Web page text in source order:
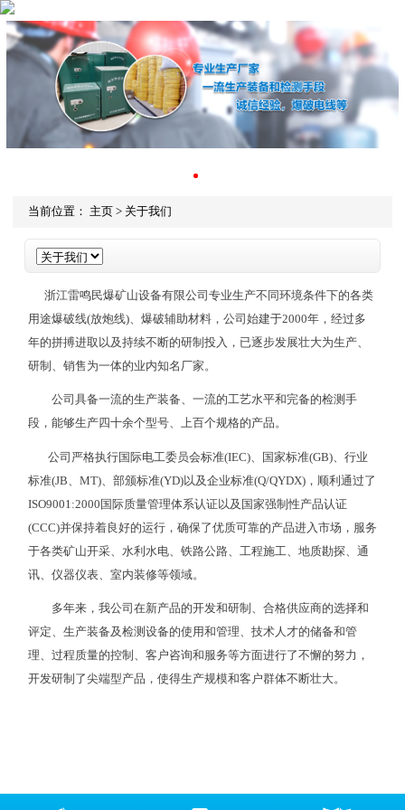
当前位置： 主页> 关于我们
浙江雷鸣民爆矿山设备有限公司专业生产不同环境条件下的各类
用途爆破线(放炮线)、爆破辅助材料，公司始建于2000年，经过多
年的拼搏进取以及持续不断的研制投入，已逐步发展壮大为生产、
研制、销售为一体的业内知名厂家。
公司具备一流的生产装备、一流的工艺水平和完备的检测手
段，能够生产四十余个型号、上百个规格的产品。
公司严格执行国际电工委员会标准(IEC)、国家标准(GB)、行业
标准(JB、MT)、部颁标准(YD)以及企业标准(Q/QYDX)，顺利通过了
ISO9001:2000国际质量管理体系认证以及国家强制性产品认证
(CCC)并保持着良好的运行，确保了优质可靠的产品进入市场，服务
于各类矿山开采、水利水电、铁路公路、工程施工、地质勘探、通
讯、仪器仪表、室内装修等领域。
多年来，我公司在新产品的开发和研制、合格供应商的选择和
评定、生产装备及检测设备的使用和管理、技术人才的储备和管
理、过程质量的控制、客户咨询和服务等方面进行了不懈的努力，
开发研制了尖端型产品，使得生产规模和客户群体不断壮大。